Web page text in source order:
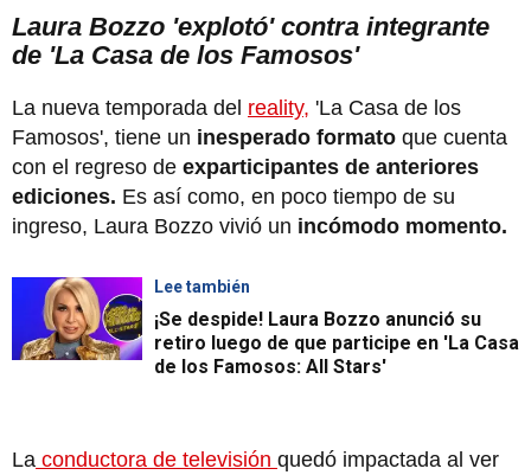
Laura Bozzo 'explotó' contra integrante
de 'La Casa de los Famosos'
La nueva temporada del reality, 'La Casa de los
Famosos', tiene un inesperado formato que cuenta
con el regreso de exparticipantes de anteriores
ediciones. Es así como, en poco tiempo de su
ingreso, Laura Bozzo vivió un incómodo momento.
Lee también
¡Se despide! Laura Bozzo anunció su
retiro luego de que participe en 'La Casa
de los Famosos: All Stars'
La conductora de televisión quedó impactada al ver